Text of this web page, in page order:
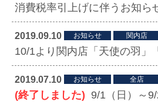
2019.09.10 お知らせ 関内店
2019.07.10 お知らせ 全店
(終了しました) 9/1（日）～9/23(月）CSソ